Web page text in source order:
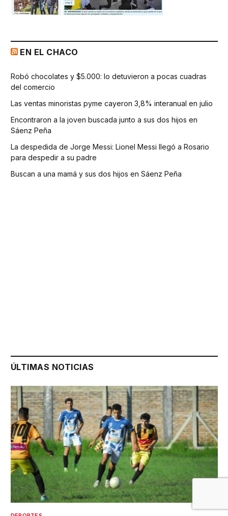
EN EL CHACO
Robó chocolates y $5.000: lo detuvieron a pocas cuadras
del comercio
Las ventas minoristas pyme cayeron 3,8% interanual en julio
Encontraron a la joven buscada junto a sus dos hijos en
Sáenz Peña
La despedida de Jorge Messi: Lionel Messi llegó a Rosario
para despedir a su padre
Buscan a una mamá y sus dos hijos en Sáenz Peña
ÚLTIMAS NOTICIAS